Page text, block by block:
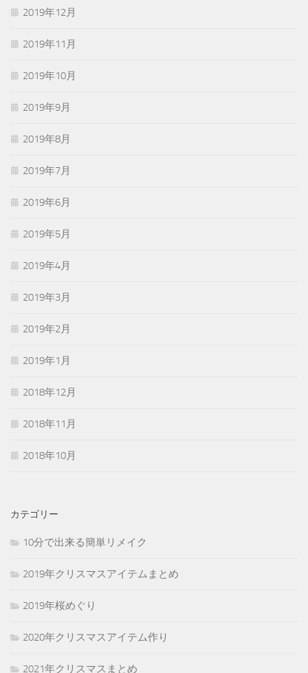
2019年12月
2019年11月
2019年10月
2019年9月
2019年8月
2019年7月
2019年6月
2019年5月
2019年4月
2019年3月
2019年2月
2019年1月
2018年12月
2018年11月
2018年10月
カテゴリー
10分で出来る簡単リメイク
2019年クリスマスアイテムまとめ
2019年桜めぐり
2020年クリスマスアイテム作り
2021年クリスマスまとめ